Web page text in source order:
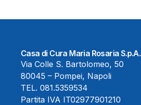
Casa di Cura Maria Rosaria S.p.A.
Via Colle S. Bartolomeo, 50
80045 – Pompei, Napoli
TEL. 081.5359534
Partita IVA IT02977901210